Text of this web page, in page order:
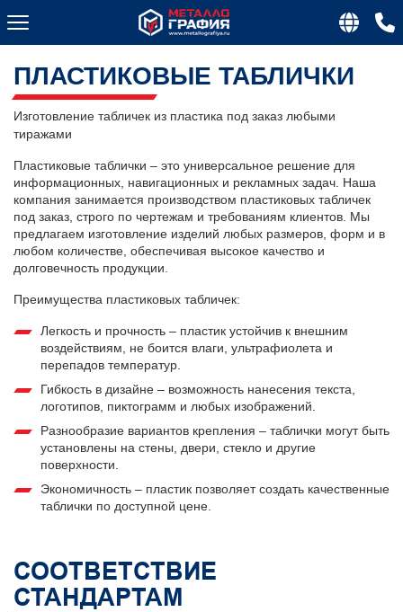
ПЛАСТИКОВЫЕ ТАБЛИЧКИ
Изготовление табличек из пластика под заказ любыми
тиражами
Пластиковые таблички – это универсальное решение для
информационных, навигационных и рекламных задач. Наша
компания занимается производством пластиковых табличек
под заказ, строго по чертежам и требованиям клиентов. Мы
предлагаем изготовление изделий любых размеров, форм и в
любом количестве, обеспечивая высокое качество и
долговечность продукции.
Преимущества пластиковых табличек:
Легкость и прочность – пластик устойчив к внешним
воздействиям, не боится влаги, ультрафиолета и
перепадов температур.
Гибкость в дизайне – возможность нанесения текста,
логотипов, пиктограмм и любых изображений.
Разнообразие вариантов крепления – таблички могут быть
установлены на стены, двери, стекло и другие
поверхности.
Экономичность – пластик позволяет создать качественные
таблички по доступной цене.
СООТВЕТСТВИЕ
СТАНДАРТАМ